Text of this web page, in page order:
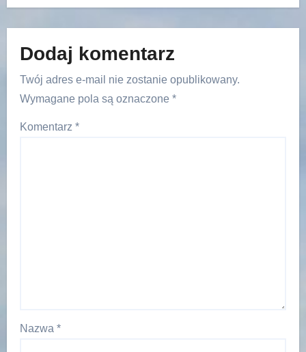
Dodaj komentarz
Twój adres e-mail nie zostanie opublikowany.
Wymagane pola są oznaczone *
Komentarz *
Nazwa *